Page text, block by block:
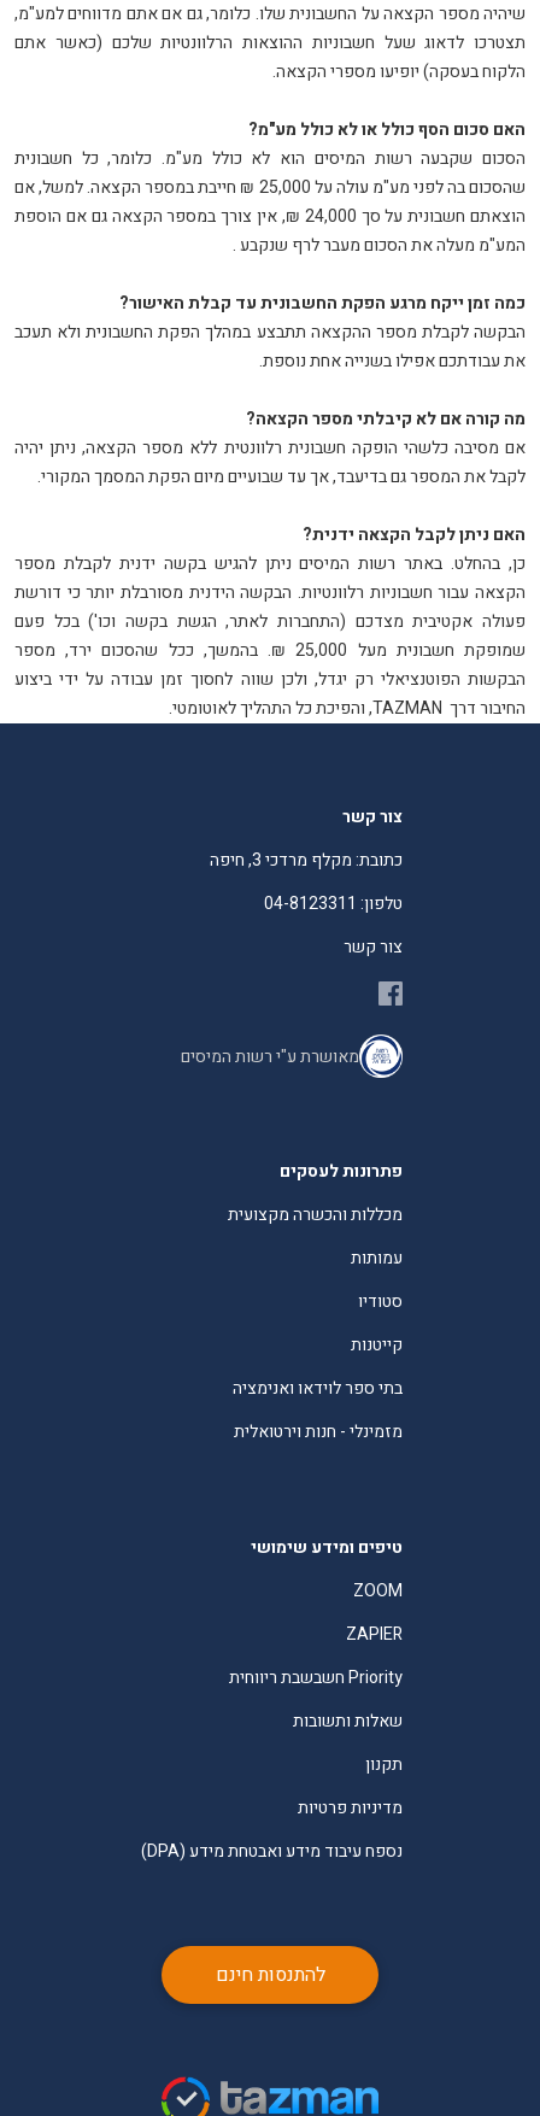
שיהיה מספר הקצאה על החשבונית שלו. כלומר, גם אם אתם מדווחים למע"מ,
תצטרכו לדאוג שעל חשבוניות ההוצאות הרלוונטיות שלכם (כאשר אתם
הלקוח בעסקה) יופיעו מספרי הקצאה.
האם סכום הסף כולל או לא כולל מע"מ?
הסכום שקבעה רשות המיסים הוא לא כולל מע"מ. כלומר, כל חשבונית
שהסכום בה לפני מע"מ עולה על 25,000 ₪ חייבת במספר הקצאה. למשל, אם
הוצאתם חשבונית על סך 24,000 ₪, אין צורך במספר הקצאה גם אם הוספת
המע"מ מעלה את הסכום מעבר לרף שנקבע.
כמה זמן ייקח מרגע הפקת החשבונית עד קבלת האישור?
הבקשה לקבלת מספר ההקצאה תתבצע במהלך הפקת החשבונית ולא תעכב
את עבודתכם אפילו בשנייה אחת נוספת.
מה קורה אם לא קיבלתי מספר הקצאה?
אם מסיבה כלשהי הופקה חשבונית רלוונטית ללא מספר הקצאה, ניתן יהיה
לקבל את המספר גם בדיעבד, אך עד שבועיים מיום הפקת המסמך המקורי.
האם ניתן לקבל הקצאה ידנית?
כן, בהחלט. באתר רשות המיסים ניתן להגיש בקשה ידנית לקבלת מספר
הקצאה עבור חשבוניות רלוונטיות. הבקשה הידנית מסורבלת יותר כי דורשת
פעולה אקטיבית מצדכם (התחברות לאתר, הגשת בקשה וכו') בכל פעם
שמופקת חשבונית מעל 25,000 ₪. בהמשך, ככל שהסכום ירד, מספר
הבקשות הפוטנציאלי רק יגדל, ולכן שווה לחסוך זמן עבודה על ידי ביצוע
החיבור דרך TAZMAN, והפיכת כל התהליך לאוטומטי.
צור קשר
כתובת: מקלף מרדכי 3, חיפה
טלפון: 04-8123311
צור קשר
מאושרת ע"י רשות המיסים
פתרונות לעסקים
מכללות והכשרה מקצועית
עמותות
סטודיו
קייטנות
בתי ספר לוידאו ואנימציה
מזמינלי - חנות וירטואלית
טיפים ומידע שימושי
ZOOM
ZAPIER
Priority חשבשבת ריווחית
שאלות ותשובות
תקנון
מדיניות פרטיות
נספח עיבוד מידע ואבטחת מידע (DPA)
להתנסות חינם